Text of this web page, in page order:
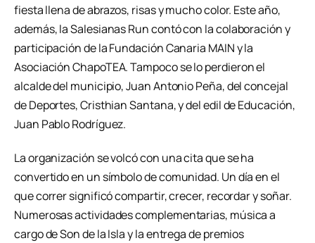
fiesta llena de abrazos, risas y mucho color. Este año,
además, la Salesianas Run contó con la colaboración y
participación de la Fundación Canaria MAIN y la
Asociación ChapoTEA. Tampoco se lo perdieron el
alcalde del municipio, Juan Antonio Peña, del concejal
de Deportes, Cristhian Santana, y del edil de Educación,
Juan Pablo Rodríguez.
La organización se volcó con una cita que se ha
convertido en un símbolo de comunidad. Un día en el
que correr significó compartir, crecer, recordar y soñar.
Numerosas actividades complementarias, música a
cargo de Son de la Isla y la entrega de premios